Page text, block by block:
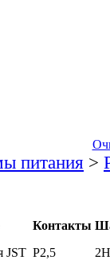
питания >
Контакты
JST P2,5